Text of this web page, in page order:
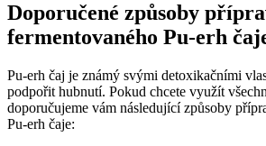
Doporučené způsoby
fermentovaného Pu-erh
Pu-erh čaj je známý svými detoxikačními
podpořit hubnutí. Pokud chcete využít
doporučujeme vám následující způsoby
Pu-erh čaje: